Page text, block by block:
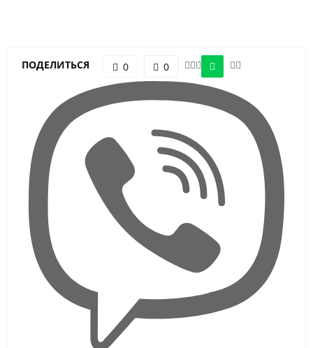
ПОДЕЛИТЬСЯ 0 0